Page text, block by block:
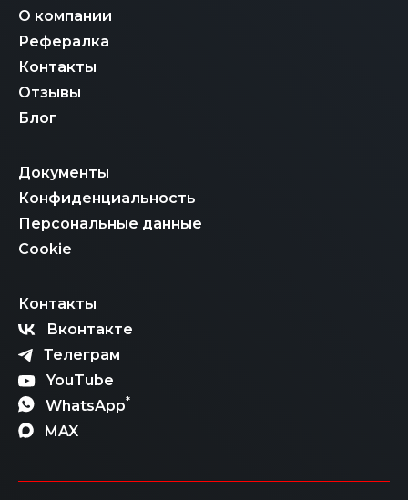
О компании
Рефералка
Контакты
Отзывы
Блог
Документы
Конфиденциальность
Персональные данные
Cookie
Контакты
Вконтакте
Телеграм
YouTube
WhatsApp*
MAX